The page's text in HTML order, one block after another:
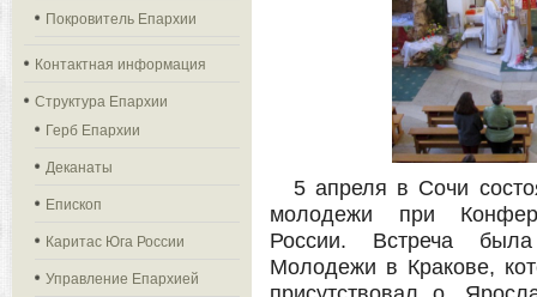
Покровитель Епархии
Контактная информация
Структура Епархии
Герб Епархии
Деканаты
Епископ
Каритас Юга России
Управление Епархией
5 апреля в Сочи
молодежи при
России. Встреча
Молодежи в Кракове,